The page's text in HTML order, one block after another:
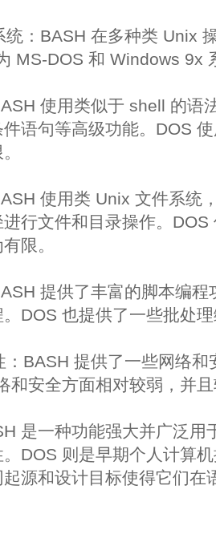
统：BASH 在多种类 Unix
MS-DOS 和 Windows 9x
使用类似于 shell 的语
语句等高级功能。DOS
使用类 Unix 文件系统
行文件和目录操作。
限。
提供了丰富的脚本编
DOS 也提供了一些批处
：BASH 提供了一些网络
和安全方面相对较弱，并且
是一种功能强大并广泛
DOS 则是早期个人计算
源和设计目标使得它们